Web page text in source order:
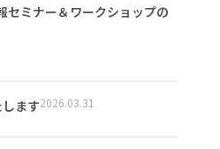
ミナー＆ワークショップの
します2026.03.31